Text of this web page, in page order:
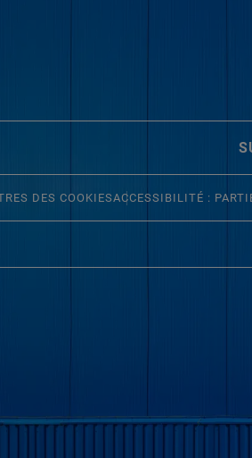
DES COOKIESACCESSIBILITÉ :